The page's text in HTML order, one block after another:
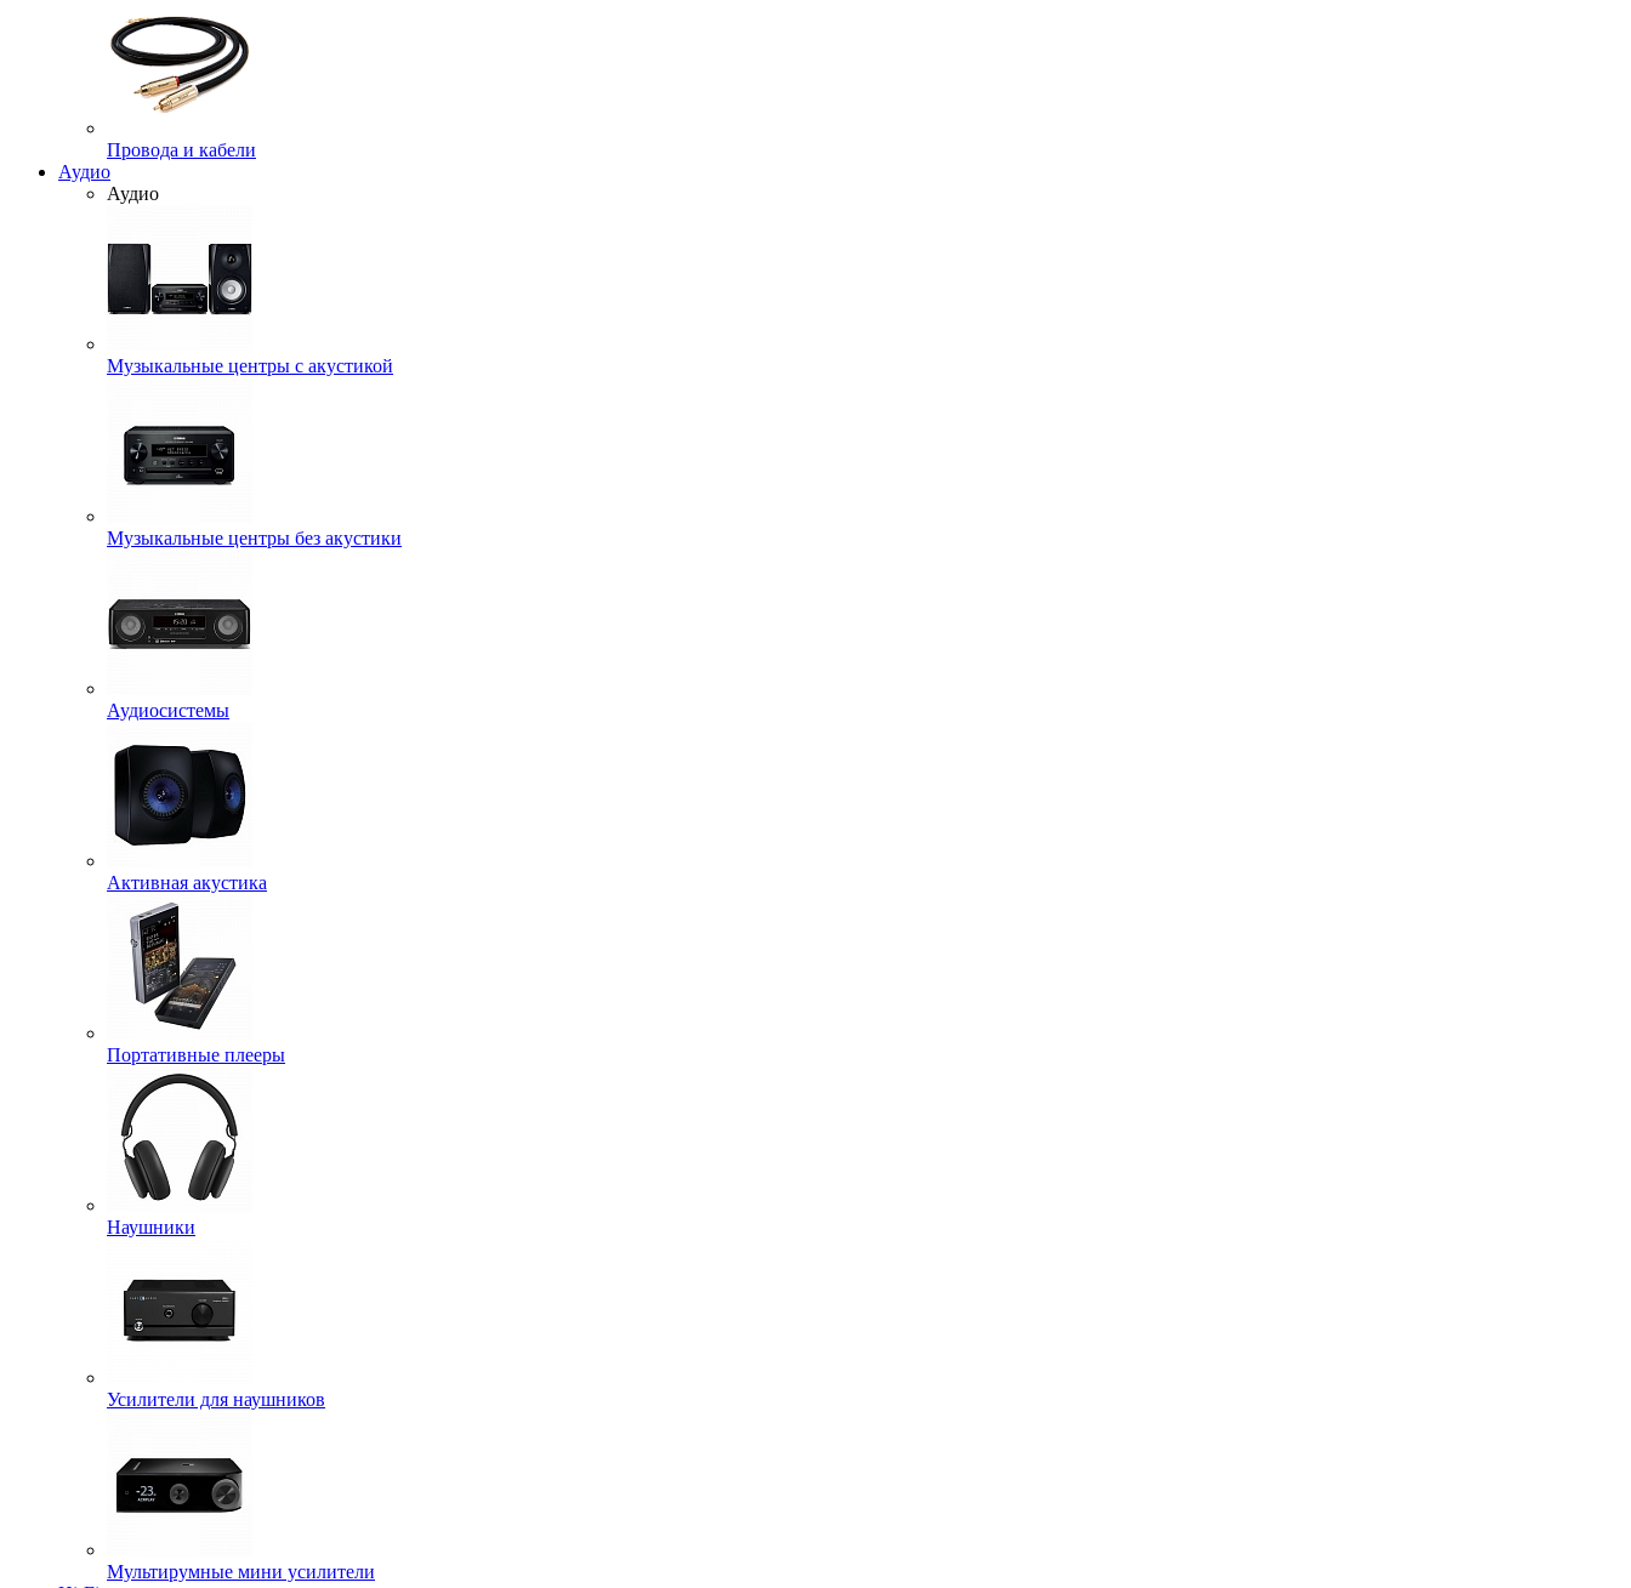
Провода и кабели
Аудио
Аудио
Музыкальные центры с акустикой
Музыкальные центры без акустики
Аудиосистемы
Активная акустика
Портативные плееры
Наушники
Усилители для наушников
Мультирумные мини усилители